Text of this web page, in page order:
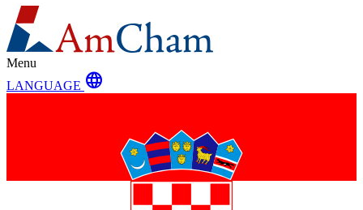
Menu
LANGUAGE language